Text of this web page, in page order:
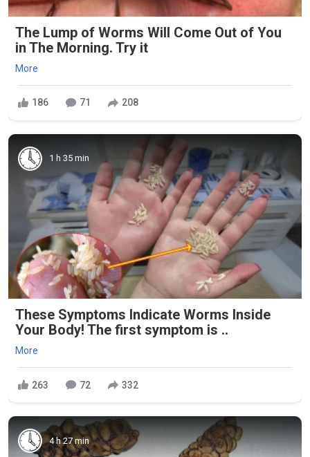
The Lump of Worms Will Come Out of You
in The Morning. Try it
More
186 71 208
1 h 35 min
These Symptoms Indicate Worms Inside
Your Body! The first symptom is ..
More
263 72 332
4 h 27 min